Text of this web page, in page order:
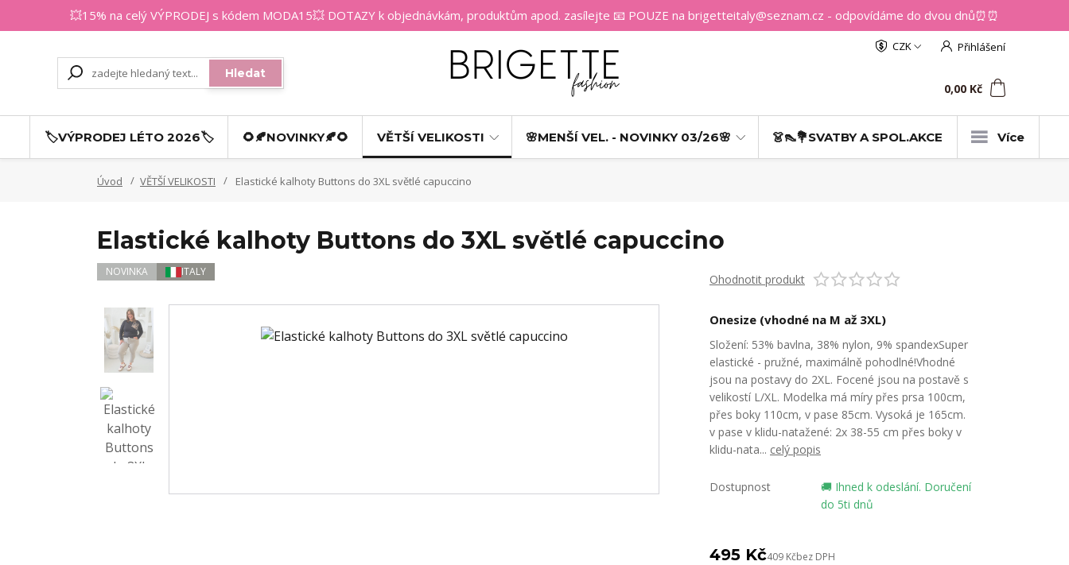
💥15% na celý VÝPRODEJ s kódem MODA15💥 DOTAZY k objednávkám, produktům apod. zasílejte 📧 POUZE na brigetteitaly@seznam.cz - odpovídáme do dvou dnů⏰⏰
CZK
Přihlášení
Hledat
0,00 Kč
🏷️VÝPRODEJ LÉTO 2026🏷️ 🌻🍂NOVINKY🍂🌻 VĚTŠÍ VELIKOSTI 🌸MENŠÍ VEL. - NOVINKY 03/26🌸 👗👠💐SVATBY A SPOL.AKCE Více
Úvod VĚTŠÍ VELIKOSTI Elastické kalhoty Buttons do 3XL světlé capuccino
Elastické kalhoty Buttons do 3XL světlé capuccino
NOVINKA ITALY Ohodnotit produkt
Onesize (vhodné na M až 3XL)
Složení: 53% bavlna, 38% nylon, 9% spandexSuper
elastické - pružné, maximálně pohodlné!Vhodné
jsou na postavy do 2XL. Focené jsou na postavě s
velikostí L/XL. Modelka má míry přes prsa 100cm,
přes boky 110cm, v pase 85cm. Vysoká je 165cm.
v pase v klidu-natažené: 2x 38-55 cm přes boky v
klidu-nata... celý popis
Dostupnost
🚚 Ihned k odeslání. Doručení
do 5ti dnů
495 Kč409 Kčbez DPH